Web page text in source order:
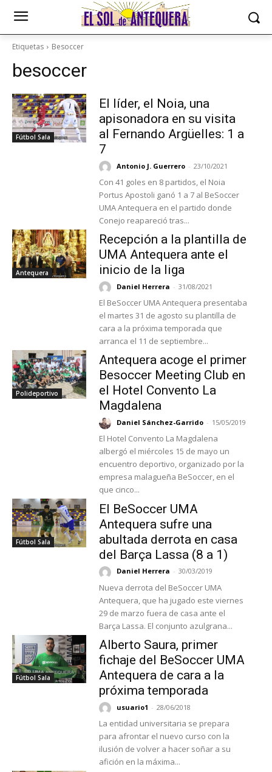
Etiquetas Besoccer
besoccer
Fútbol Sala
El líder, el Noia, una
apisonadora en su visita
al Fernando Argüelles: 1 a
7
Antonio J. Guerrero - 23/10/2021
Con 41 goles en 8 partidos, el Noia
Portus Apostoli ganó 1 a 7 al BeSoccer
UMA Antequera en el partido donde
Conejo reapareció tras...
Antequera
Recepción a la plantilla de
UMA Antequera ante el
inicio de la liga
Daniel Herrera - 31/08/2021
El BeSoccer UMA Antequera presentaba
el martes 31 de agosto su plantilla de
cara a la próxima temporada que
arranca el 11 de septiembre...
Polideportivo
Antequera acoge el primer
Besoccer Meeting Club en
el Hotel Convento La
Magdalena
Daniel Sánchez-Garrido - 15/05/2019
El Hotel Convento La Magdalena
albergó el miércoles 15 de mayo un
encuentro deportivo, organizado por la
empresa malagueña BeSoccer, en el
que cinco...
Fútbol Sala
El BeSoccer UMA
Antequera sufre una
abultada derrota en casa
del Barça Lassa (8 a 1)
Daniel Herrera - 30/03/2019
Nueva derrota del BeSoccer UMA
Antequera, que ha jugado este viernes
29 de marzo fuera de casa ante el
Barça Lassa. El conjunto azulgrana...
Fútbol Sala
Alberto Saura, primer
fichaje del BeSoccer UMA
Antequera de cara a la
próxima temporada
usuario1 - 28/06/2018
La entidad universitaria se prepara
para afrontar el nuevo curso con la
ilusión de volver a hacer soñar a su
afición en la máxima...